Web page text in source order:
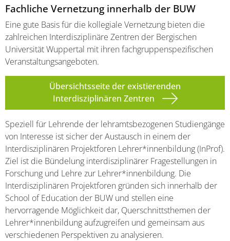
Fachliche Vernetzung innerhalb der BUW
Eine gute Basis für die kollegiale Vernetzung bieten die
zahlreichen Interdisziplinäre Zentren der Bergischen
Universität Wuppertal mit ihren fachgruppenspezifischen
Veranstaltungsangeboten.
Übersichtsseite der existierenden
Interdisziplinären Zentren
Speziell für Lehrende der lehramtsbezogenen Studiengänge
von Interesse ist sicher der Austausch in einem der
Interdisziplinären Projektforen Lehrer*innenbildung (InProf).
Ziel ist die Bündelung interdisziplinärer Fragestellungen in
Forschung und Lehre zur Lehrer*innenbildung. Die
Interdisziplinären Projektforen gründen sich innerhalb der
School of Education der BUW und stellen eine
hervorragende Möglichkeit dar, Querschnittsthemen der
Lehrer*innenbildung aufzugreifen und gemeinsam aus
verschiedenen Perspektiven zu analysieren.